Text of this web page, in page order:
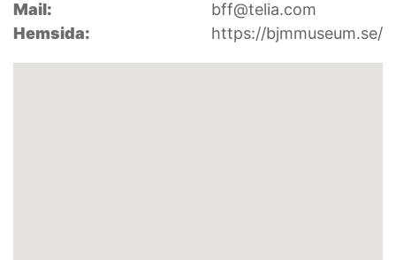
Mail:
bff@telia.com
Hemsida:
https://bjmmuseum.se/